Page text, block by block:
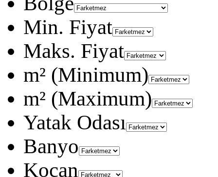
Min. Fiyat
Maks. Fiyat
m² (Minimum)
m² (Maximum)
Yatak Odası
Banyo
Koçan